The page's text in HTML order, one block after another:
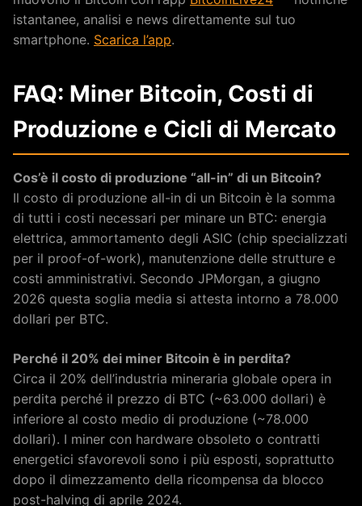
istantanee, analisi e news direttamente sul tuo
smartphone. Scarica l’app.
FAQ: Miner Bitcoin, Costi di
Produzione e Cicli di Mercato
Cos’è il costo di produzione “all-in” di un Bitcoin?
Il costo di produzione all-in di un Bitcoin è la somma
di tutti i costi necessari per minare un BTC: energia
elettrica, ammortamento degli ASIC (chip specializzati
per il proof-of-work), manutenzione delle strutture e
costi amministrativi. Secondo JPMorgan, a giugno
2026 questa soglia media si attesta intorno a 78.000
dollari per BTC.
Perché il 20% dei miner Bitcoin è in perdita?
Circa il 20% dell’industria mineraria globale opera in
perdita perché il prezzo di BTC (~63.000 dollari) è
inferiore al costo medio di produzione (~78.000
dollari). I miner con hardware obsoleto o contratti
energetici sfavorevoli sono i più esposti, soprattutto
dopo il dimezzamento della ricompensa da blocco
post-halving di aprile 2024.